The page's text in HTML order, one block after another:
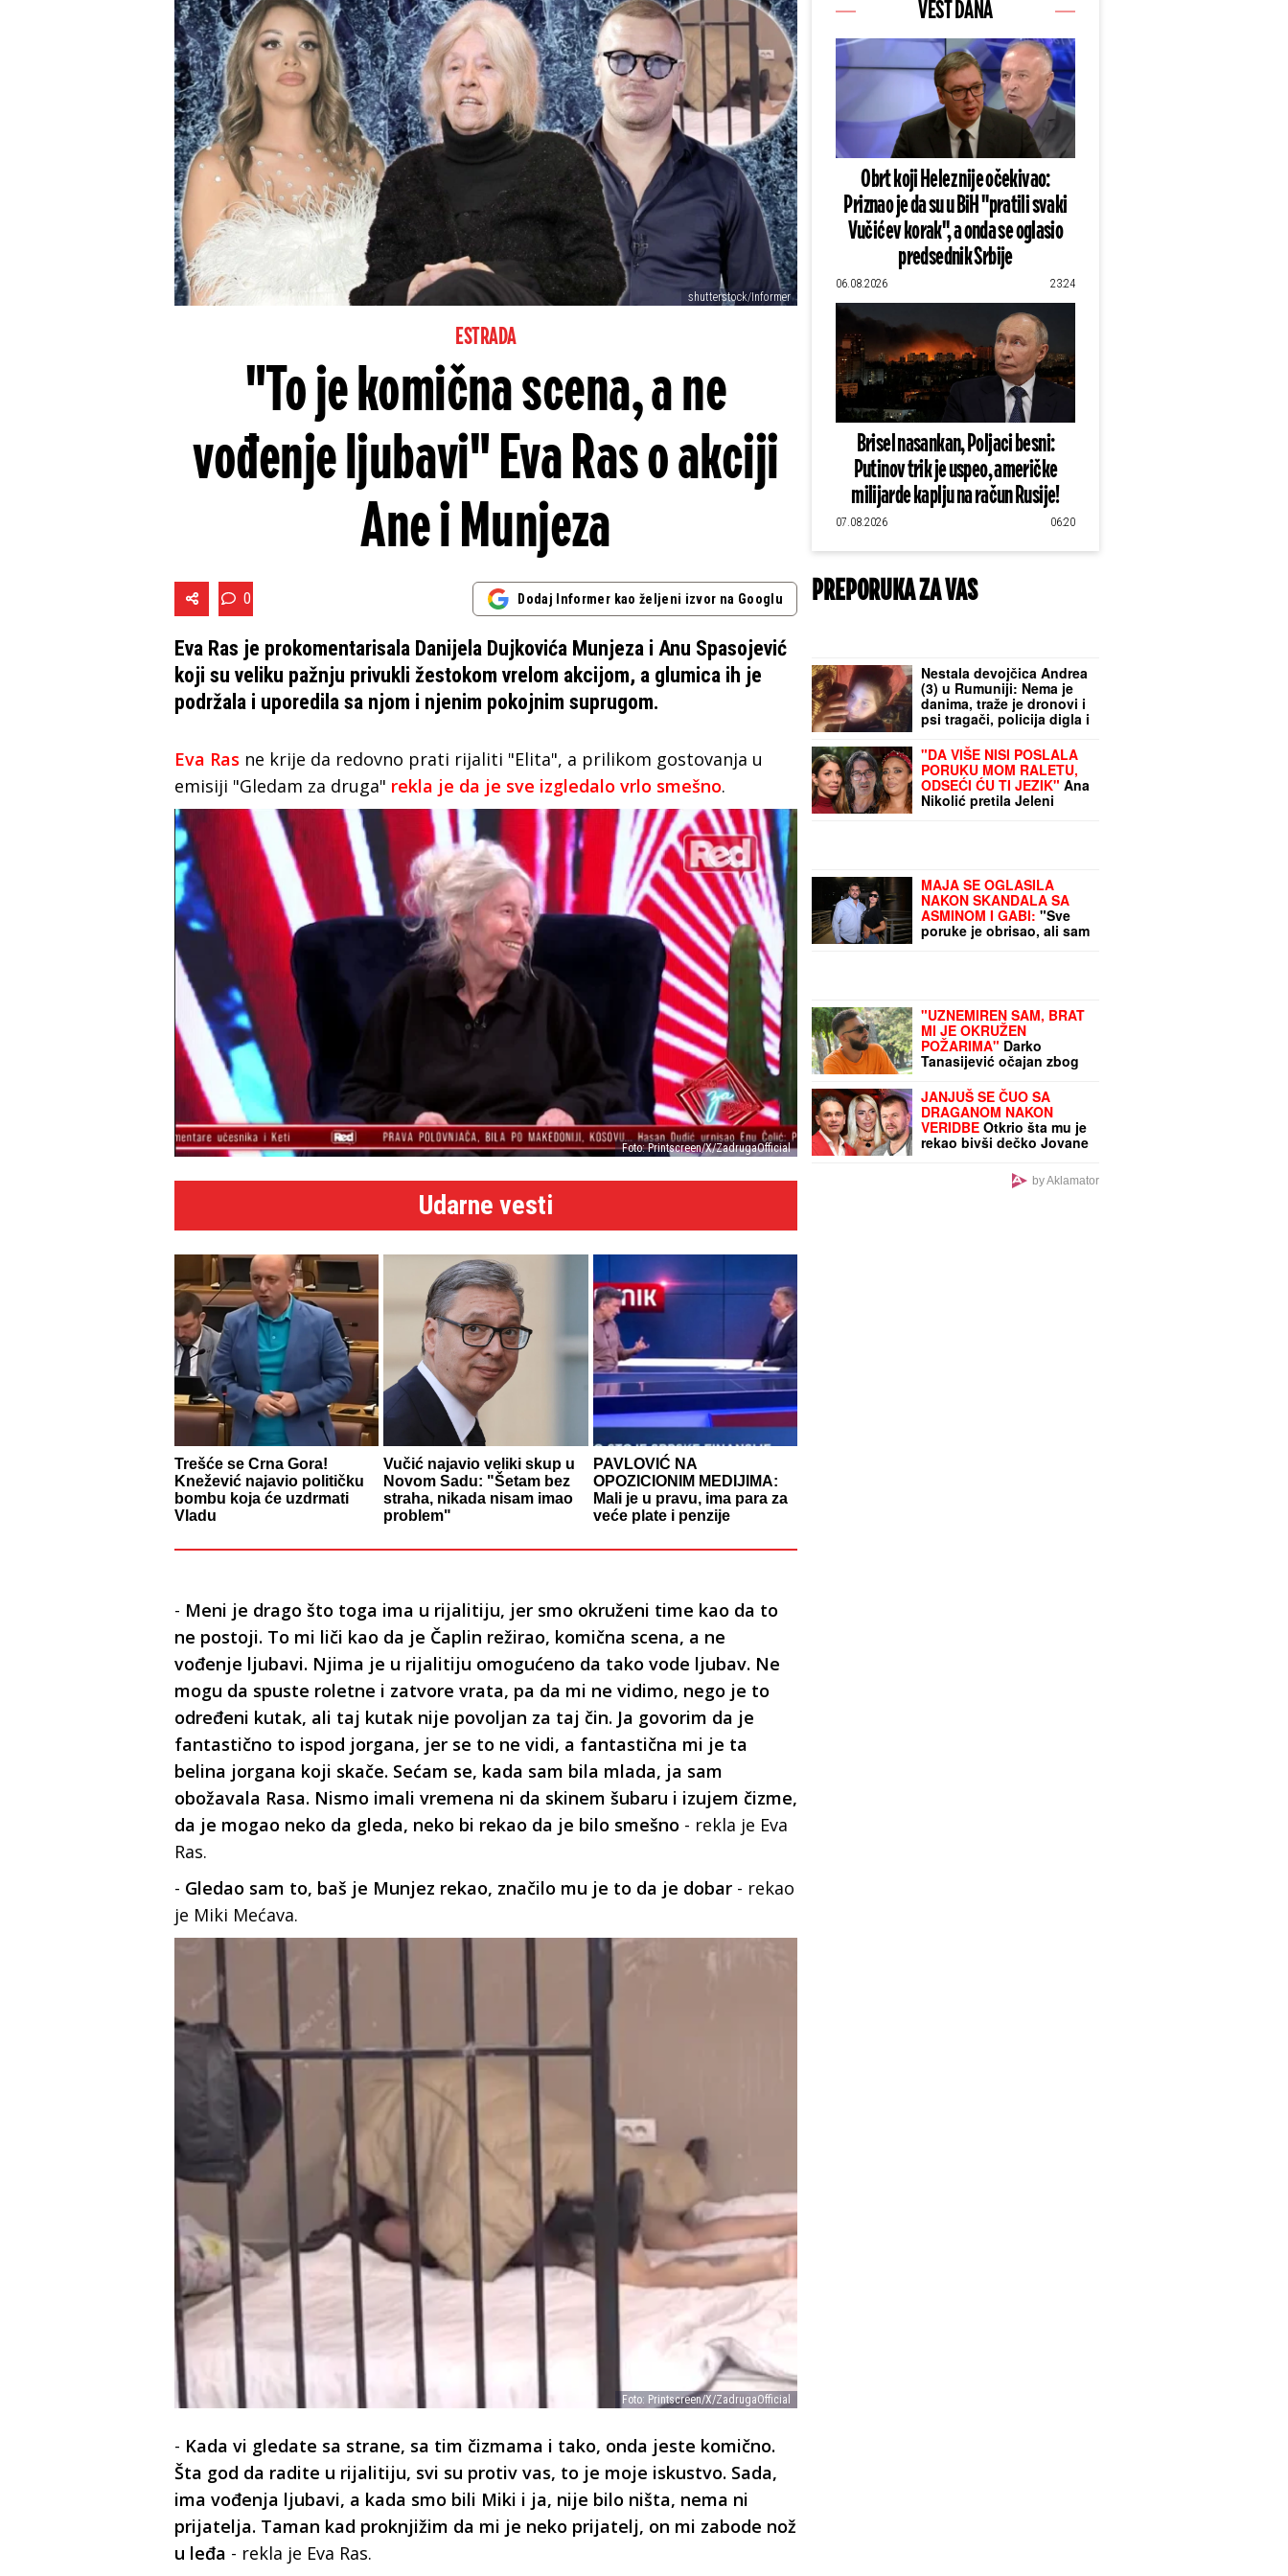
shutterstock/Informer
ESTRADA
"To je komična scena, a ne
vođenje ljubavi" Eva Ras o akciji
Ane i Munjeza
0 Dodaj Informer kao željeni izvor na Googlu
Eva Ras je prokomentarisala Danijela Dujkovića Munjeza i Anu Spasojević
koji su veliku pažnju privukli žestokom vrelom akcijom, a glumica ih je
podržala i uporedila sa njom i njenim pokojnim suprugom.
Eva Ras ne krije da redovno prati rijaliti "Elita", a prilikom gostovanja u
emisiji "Gledam za druga" rekla je da je sve izgledalo vrlo smešno.
Foto: Printscreen/X/ZadrugaOfficial
Udarne vesti
Trešće se Crna Gora!
Knežević najavio političku
bombu koja će uzdrmati
Vladu
Vučić najavio veliki skup u
Novom Sadu: "Šetam bez
straha, nikada nisam imao
problem"
PAVLOVIĆ NA
OPOZICIONIM MEDIJIMA:
Mali je u pravu, ima para za
veće plate i penzije
- Meni je drago što toga ima u rijalitiju, jer smo okruženi time kao da to
ne postoji. To mi liči kao da je Čaplin režirao, komična scena, a ne
vođenje ljubavi. Njima je u rijalitiju omogućeno da tako vode ljubav. Ne
mogu da spuste roletne i zatvore vrata, pa da mi ne vidimo, nego je to
određeni kutak, ali taj kutak nije povoljan za taj čin. Ja govorim da je
fantastično to ispod jorgana, jer se to ne vidi, a fantastična mi je ta
belina jorgana koji skače. Sećam se, kada sam bila mlada, ja sam
obožavala Rasa. Nismo imali vremena ni da skinem šubaru i izujem čizme,
da je mogao neko da gleda, neko bi rekao da je bilo smešno - rekla je Eva
Ras.
- Gledao sam to, baš je Munjez rekao, značilo mu je to da je dobar - rekao
je Miki Mećava.
Foto: Printscreen/X/ZadrugaOfficial
- Kada vi gledate sa strane, sa tim čizmama i tako, onda jeste komično.
Šta god da radite u rijalitiju, svi su protiv vas, to je moje iskustvo. Sada,
ima vođenja ljubavi, a kada smo bili Miki i ja, nije bilo ništa, nema ni
prijatelja. Taman kad proknjižim da mi je neko prijatelj, on mi zabode nož
u leđa - rekla je Eva Ras.
VEST DANA
Obrt koji Helez nije očekivao:
Priznao je da su u BiH "pratili svaki
Vučićev korak", a onda se oglasio
predsednik Srbije
06.08.2026 23:24
Brisel nasankan, Poljaci besni:
Putinov trik je uspeo, američke
milijarde kaplju na račun Rusije!
07.08.2026 06:20
PREPORUKA ZA VAS
Nestala devojčica Andrea
(3) u Rumuniji: Nema je
danima, traže je dronovi i
psi tragači, policija digla i
helikoptere (VIDEO)
"DA VIŠE NISI POSLALA
PORUKU MOM RALETU,
ODSEĆI ĆU TI JEZIK" Ana
Nikolić pretila Jeleni
Radanović, isplivale
MAJA SE OGLASILA
NAKON SKANDALA SA
ASMINOM I GABI: "Sve
poruke je obrisao, ali sam
saznala istinu"
"UZNEMIREN SAM, BRAT
MI JE OKRUŽEN
POŽARIMA" Darko
Tanasijević očajan zbog
loše situacije u
Deliblatskoj peščari: "SVI
SU EVAKUISANI", otkrio
koje informacije ima
JANJUŠ SE ČUO SA
DRAGANOM NAKON
VERIDBE Otkrio šta mu je
rekao bivši dečko Jovane
Aleksandrom želi decu"by Aklamator